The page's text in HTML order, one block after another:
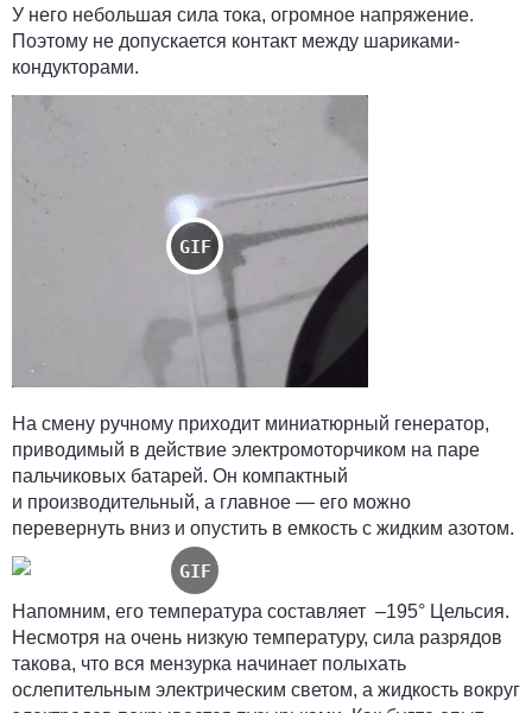
У него небольшая сила тока, огромное напряжение.
Поэтому не допускается контакт между шариками-
кондукторами.
На смену ручному приходит миниатюрный генератор,
приводимый в действие электромоторчиком на паре
пальчиковых батарей. Он компактный
и производительный, а главное — его можно
перевернуть вниз и опустить в емкость с жидким азотом.
Напомним, его температура составляет –195° Цельсия.
Несмотря на очень низкую температуру, сила разрядов
такова, что вся мензурка начинает полыхать
ослепительным электрическим светом, а жидкость вокруг